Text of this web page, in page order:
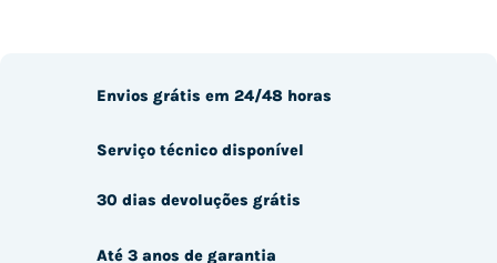
Envios grátis em 24/48 horas
Serviço técnico disponível
30 dias devoluções grátis
Até 3 anos de garantia